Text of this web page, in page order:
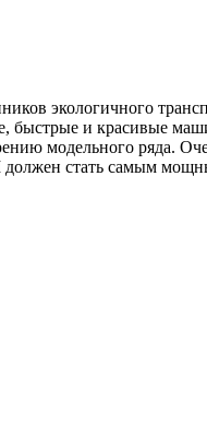
экологичного
быстрые и красивые
модельного ряда.
стать самым